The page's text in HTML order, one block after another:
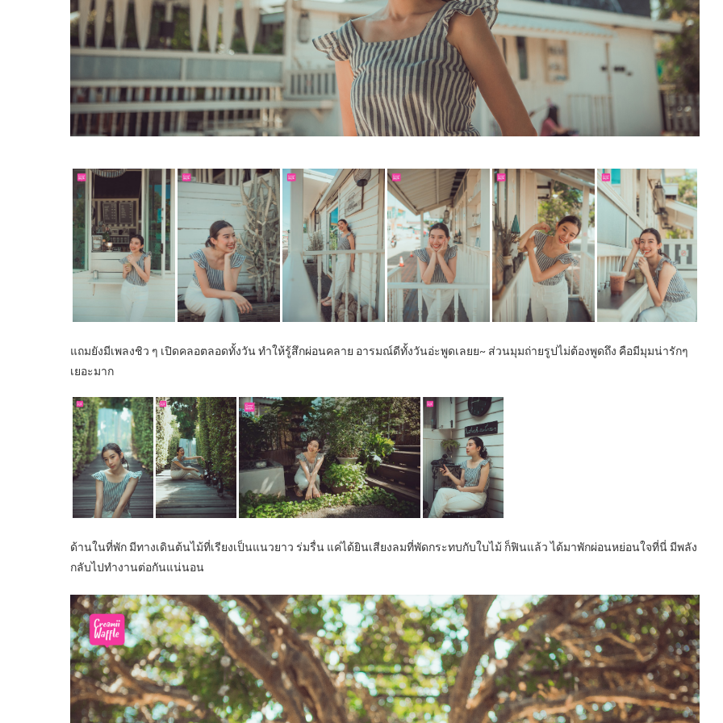
แถมยังมีเพลงชิว ๆ เปิดคลอตลอดทั้งวัน ทำให้รู้สึกผ่อนคลาย อารมณ์ดีทั้งวันอ่ะพูดเลยย~ ส่วนมุมถ่ายรูปไม่ต้องพูดถึง คือมีมุมน่ารักๆ
เยอะมาก
ด้านในที่พัก มีทางเดินต้นไม้ที่เรียงเป็นแนวยาว ร่มรื่น แค่ได้ยินเสียงลมที่พัดกระทบกับใบไม้ ก็ฟินแล้ว ได้มาพักผ่อนหย่อนใจที่นี่ มีพลัง
กลับไปทำงานต่อกันแน่นอน